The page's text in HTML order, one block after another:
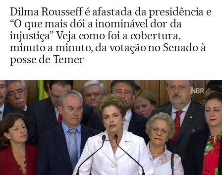
Dilma Rousseff é afastada da presidência e
“O que mais dói a inominável dor da
injustiça” Veja como foi a cobertura,
minuto a minuto, da votação no Senado à
posse de Temer